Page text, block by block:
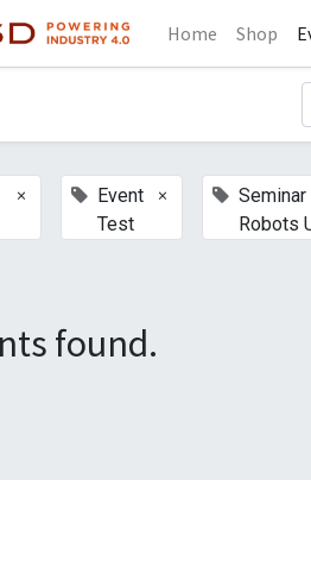
Home Shop
×
Event
Test
×
Robots
found.